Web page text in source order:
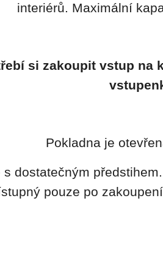
interiérů. Maximální
si zakoupit vstup na
Pokladna je
s dostatečným
pouze po